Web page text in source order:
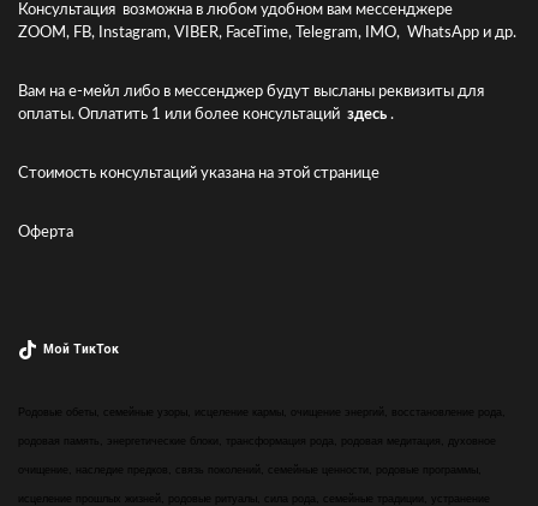
Консультация возможна в любом удобном вам мессенджере
ZOOM, FB, Instagram, VIBER, FaceTime, Telegram, IMO, WhatsApp и др.
Вам на е-мейл либо в мессенджер будут высланы реквизиты для
оплаты. Оплатить 1 или более консультаций здесь .
Стоимость консультаций указана на этой странице
Оферта
Мой ТикТок
Родовые обеты, семейные узоры, исцеление кармы, очищение энергий, восстановление рода,
родовая память, энергетические блоки, трансформация рода, родовая медитация, духовное
очищение, наследие предков, связь поколений, семейные ценности, родовые программы,
исцеление прошлых жизней, родовые ритуалы, сила рода, семейные традиции, устранение